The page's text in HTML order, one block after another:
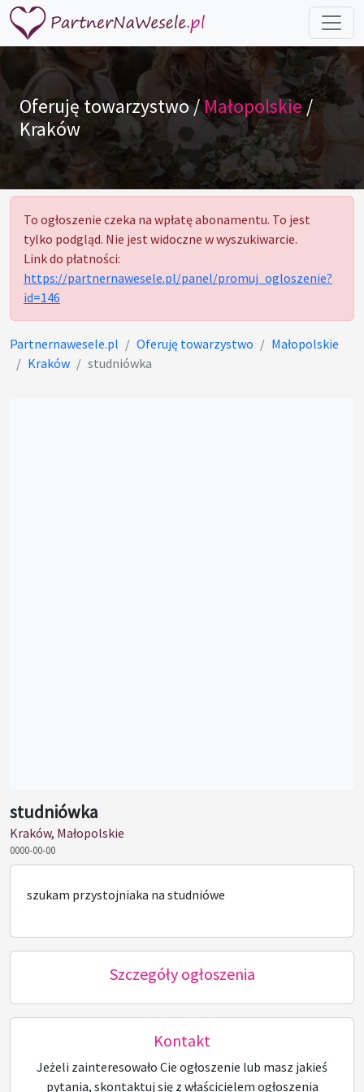
Oferuję towarzystwo /Małopolskie/
Kraków
To ogłoszenie czeka na wpłatę abonamentu. To jest
tylko podgląd. Nie jest widoczne w wyszukiwarcie.
Link do płatności:
https://partnernawesele.pl/panel/promuj_ogloszenie?
id=146
Partnernawesele.pl Oferuję towarzystwo
Małopolskie
Kraków
studniówka
studniówka
Kraków, Małopolskie
0000-00-00
szukam przystojniaka na studniówe
Szczegóły ogłoszenia
Kontakt
Jeżeli zainteresowało Cie ogłoszenie lub masz jakieś
pytania, skontaktuj się z właścicielem ogłoszenia